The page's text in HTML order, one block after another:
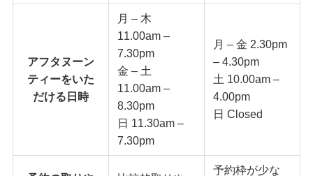
アフタヌーン
ティーをいた
だける日時
月 – 木
11.00am –
7.30pm
金 – 土
11.00am –
8.30pm
日 11.30am –
7.30pm
月 – 金 2.30pm
– 4.30pm
土 10.00am –
4.00pm
日 Closed
予約枠が少な